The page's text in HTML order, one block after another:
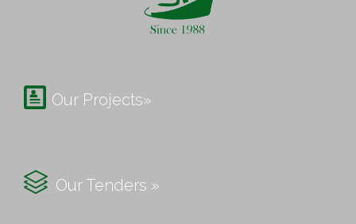
 Our Projects»
 Our Tenders »